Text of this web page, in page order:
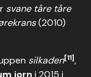
svane tåre tåre
(2010)
silkaden[11],
jorn i 2015 i